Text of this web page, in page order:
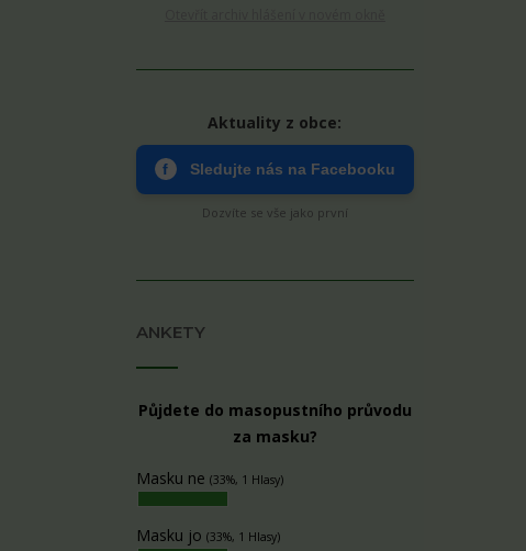
Aktuality z obce:
f Sledujte nás na Facebooku
Dozvíte se vše jako první
ANKETY
Půjdete do masopustního průvodu
za masku?
Masku ne (33%, 1 Hlasy)
Masku jo (33%, 1 Hlasy)